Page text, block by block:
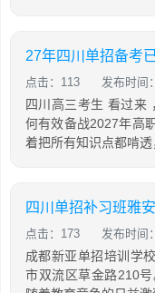
点击：113 发布时间
四川高三考生 看过来
何有效备战2027年高
着把所有知识点都啃
四川单招补习班雅
点击：173 发布时间
成都新亚单招培训学
市双流区草金路210